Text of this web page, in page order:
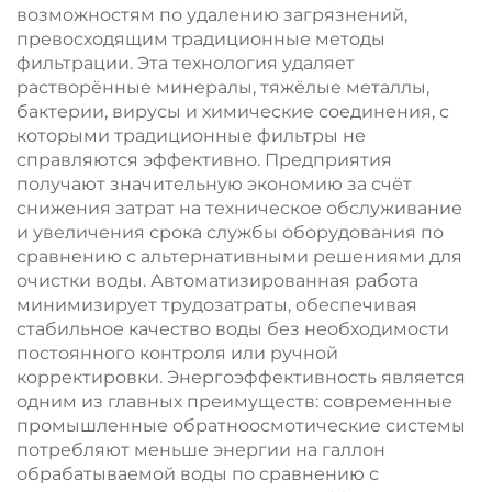
проектов прямого
потребления
питьевой воды
питьевой воды в
фермерских домах
возможностям по удалению загрязнений,
превосходящим традиционные методы
фильтрации. Эта технология удаляет
растворённые минералы, тяжёлые металлы,
бактерии, вирусы и химические соединения, с
которыми традиционные фильтры не
справляются эффективно. Предприятия
получают значительную экономию за счёт
снижения затрат на техническое обслуживание
и увеличения срока службы оборудования по
сравнению с альтернативными решениями для
очистки воды. Автоматизированная работа
минимизирует трудозатраты, обеспечивая
стабильное качество воды без необходимости
постоянного контроля или ручной
корректировки. Энергоэффективность является
одним из главных преимуществ: современные
промышленные обратноосмотические системы
потребляют меньше энергии на галлон
обрабатываемой воды по сравнению с